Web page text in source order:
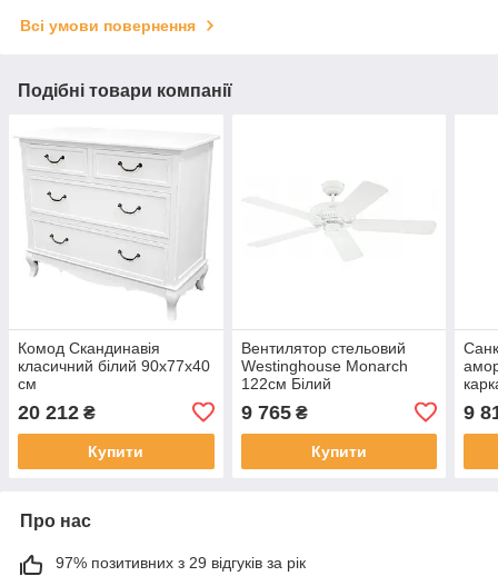
Всі умови повернення
Подібні товари компанії
Комод Скандинавія
класичний білий 90х77х40
см
20 212 ₴
Купити
Вентилятор стельовий
Westinghouse Monarch
122см Білий
9 765₴
Купити
9
Про нас
97% позитивних з 29 відгуків за рік